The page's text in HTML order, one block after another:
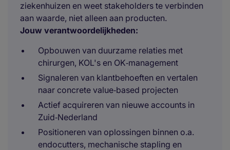
ziekenhuizen en weet stakeholders te verbinden
aan waarde, niet alleen aan producten.
Jouw verantwoordelijkheden:
Opbouwen van duurzame relaties met
chirurgen, KOL's en OK‑management
Signaleren van klantbehoeften en vertalen
naar concrete value‑based projecten
Actief acquireren van nieuwe accounts in
Zuid‑Nederland
Positioneren van oplossingen binnen o.a.
endocutters, mechanische stapling en